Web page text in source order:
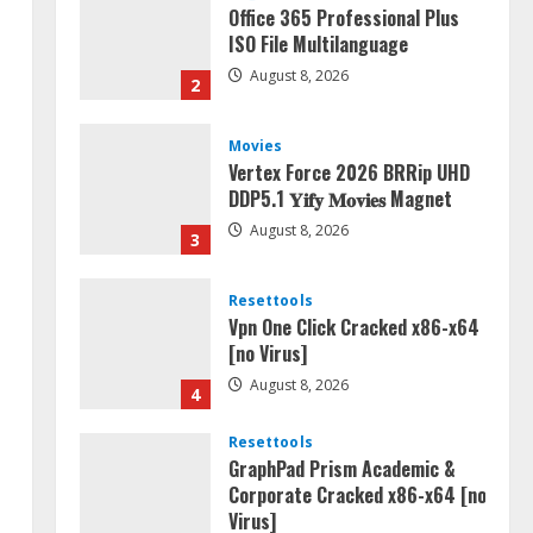
2
Office 365 Professional Plus
ISO File Multilanguage
August 8, 2026
3
Movies
Vertex Force 2026 BRRip UHD
DDP5.1 𝐘𝐢𝐟𝐲 𝐌𝐨𝐯𝐢𝐞𝐬 Magnet
August 8, 2026
4
Resettools
Vpn One Click Cracked x86-x64
[no Virus]
August 8, 2026
Resettools
GraphPad Prism Academic &
Corporate Cracked x86-x64 [no
Virus]